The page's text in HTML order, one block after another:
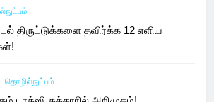
திருட்டுக்களை தவிர்க்க 12 எளிய
தொழில்நுட்பம்